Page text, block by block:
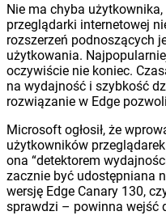
Nie ma chyba
przeglądarki internetowej
rozszerzeń podnoszących
użytkowania.
oczywiście nie koniec.
na wydajność i szybkość
rozwiązanie w Edge
Microsoft ogłosił, że
użytkowników
ona “detektorem
zacznie być udostępniana
wersję Edge Canary 130,
sprawdzi – powinna wejść